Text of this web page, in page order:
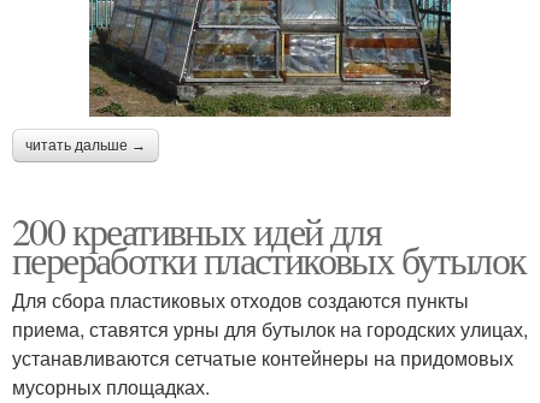
читать дальше →
200 креативных идей для
переработки пластиковых бутылок
Для сбора пластиковых отходов создаются пункты
приема, ставятся урны для бутылок на городских улицах,
устанавливаются сетчатые контейнеры на придомовых
мусорных площадках.